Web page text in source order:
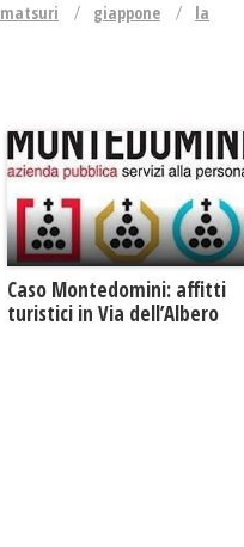
matsuri giappone
la
Caso Montedomini: affitti
turistici in Via dell’Albero